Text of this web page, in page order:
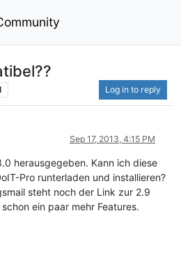
Log in to reply
Sep 17, 2013, 4:15 PM
herausgegeben. Kann ich diese
Pro runterladen und installieren?
steht noch der Link zur 2.9
ein paar mehr Features.